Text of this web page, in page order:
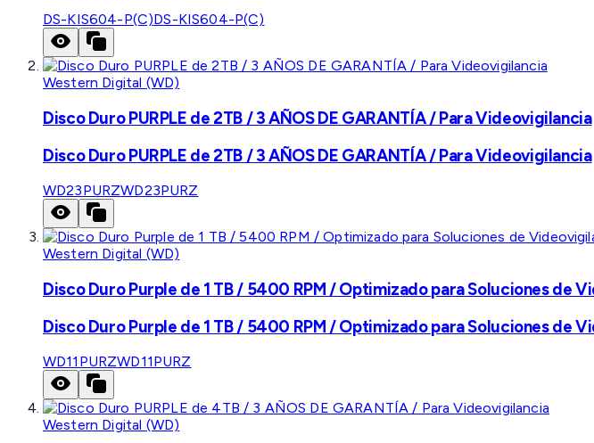
DS-KIS604-P(C)DS-KIS604-P(C)
Western Digital (WD)
Disco Duro PURPLE de 2TB / 3 AÑOS DE GARANTÍA / Para Videovigilancia
Disco Duro PURPLE de 2TB / 3 AÑOS DE GARANTÍA / Para Videovigilancia
WD23PURZWD23PURZ
Western Digital (WD)
Disco Duro Purple de 1 TB / 5400 RPM / Optimizado para Soluciones de
Disco Duro Purple de 1 TB / 5400 RPM / Optimizado para Soluciones de
WD11PURZWD11PURZ
Western Digital (WD)